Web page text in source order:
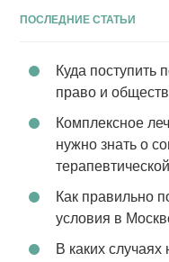
ПОСЛЕДНИЕ СТАТЬИ
Куда поступить
право и
Комплексное
нужно знать о
Как правильно
условия в
В каких случаях